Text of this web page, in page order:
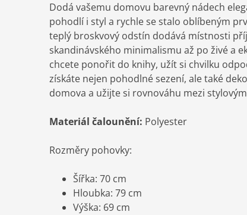
Dodá vašemu domovu barevný nádech
pohodlí i styl a rychle se stalo oblíbeným
teplý broskvový odstín dodává místnosti
skandinávského minimalismu až po živé a
chcete ponořit do knihy, užít si chvilku
získáte nejen pohodlné sezení, ale také
domova a užijte si rovnováhu mezi
Materiál čalounění: Polyester
Rozměry pohovky:
Šířka: 70 cm
Hloubka: 79 cm
Výška: 69 cm